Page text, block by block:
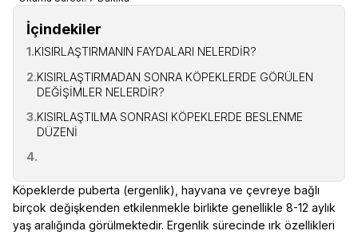
İçindekiler
1.KISIRLAŞTIRMANIN FAYDALARI NELERDİR?
2.KISIRLAŞTIRMADAN SONRA KÖPEKLERDE GÖRÜLEN
DEĞİŞİMLER NELERDİR?
3.KISIRLAŞTILMA SONRASI KÖPEKLERDE BESLENME
DÜZENİ
4.
Köpeklerde puberta (ergenlik), hayvana ve çevreye bağlı
birçok değişkenden etkilenmekle birlikte genellikle 8-12 aylık
yaş aralığında görülmektedir. Ergenlik sürecinde ırk özellikleri